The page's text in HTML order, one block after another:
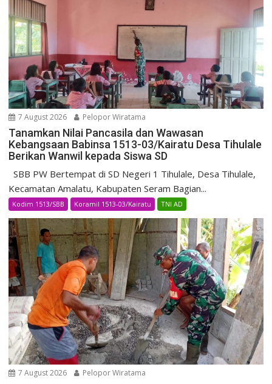
7 August 2026 Pelopor Wiratama
Tanamkan Nilai Pancasila dan Wawasan
Kebangsaan Babinsa 1513-03/Kairatu Desa Tihulale
Berikan Wanwil kepada Siswa SD
SBB PW Bertempat di SD Negeri 1 Tihulale, Desa Tihulale,
Kecamatan Amalatu, Kabupaten Seram Bagian...
Kodim 1513/SBB Koramil 1513-03/Kairatu TNI AD
7 August 2026 Pelopor Wiratama